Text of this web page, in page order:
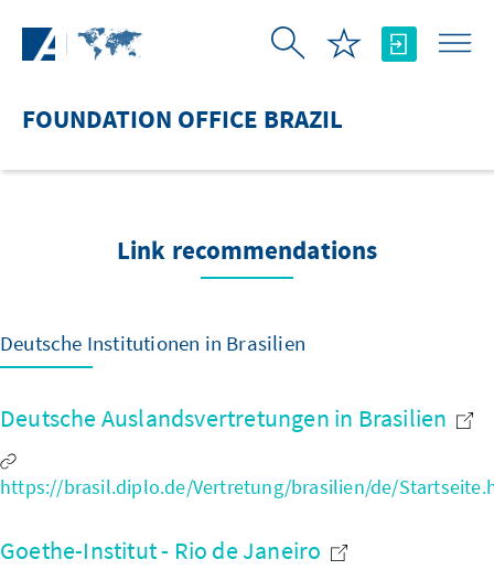
FOUNDATION OFFICE BRAZIL
Link recommendations
Deutsche Institutionen in Brasilien
Deutsche Auslandsvertretungen in Brasilien
https://brasil.diplo.de/Vertretung/brasilien/de/
Goethe-Institut - Rio de Janeiro